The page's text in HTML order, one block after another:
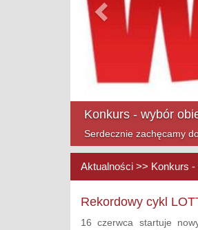
Mazowsze Cup na
Zapraszamy na ostatnie
Aktualności >> Konkurs
Rekordowy cykl
16 czerwca startuje